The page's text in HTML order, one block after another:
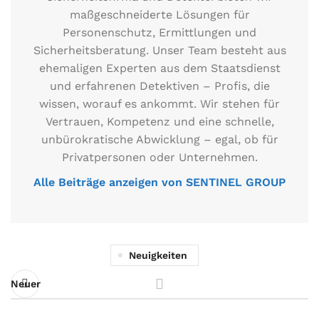
maßgeschneiderte Lösungen für
Personenschutz, Ermittlungen und
Sicherheitsberatung. Unser Team besteht aus
ehemaligen Experten aus dem Staatsdienst
und erfahrenen Detektiven – Profis, die
wissen, worauf es ankommt. Wir stehen für
Vertrauen, Kompetenz und eine schnelle,
unbürokratische Abwicklung – egal, ob für
Privatpersonen oder Unternehmen.
Alle Beiträge anzeigen von SENTINEL GROUP
Neuigkeiten
Neuer